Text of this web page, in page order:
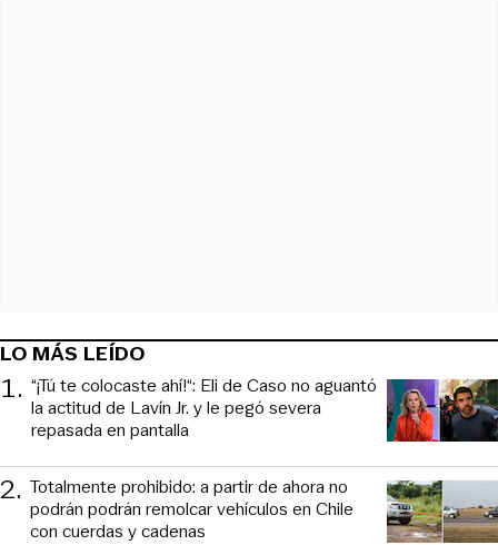
LO MÁS LEÍDO
1. “¡Tú te colocaste ahí!“: Eli de Caso no aguantó
la actitud de Lavín Jr. y le pegó severa
repasada en pantalla
2. Totalmente prohibido: a partir de ahora no
podrán podrán remolcar vehículos en Chile
con cuerdas y cadenas